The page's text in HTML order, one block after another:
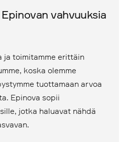
vahvuuksia
ja toimitamme erittäin
koska olemme
tuottamaan arvoa
Epinova sopii
jotka haluavat nähdä